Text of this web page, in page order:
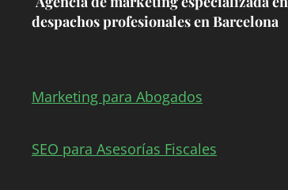
despachos profesionales en Barcelona
Marketing para Abogados
SEO para Asesorías Fiscales